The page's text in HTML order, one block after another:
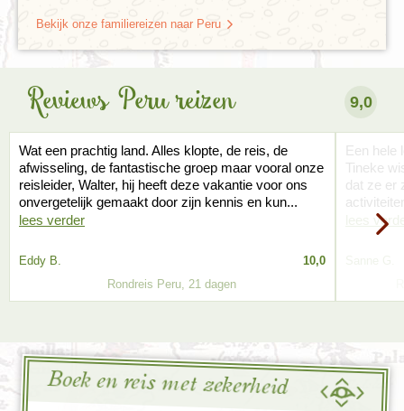
Bekijk onze familiereizen naar Peru
Reviews Peru reizen 9,0
Wat een prachtig land. Alles klopte, de reis, de
afwisseling, de fantastische groep maar vooral onze
reisleider, Walter, hij heeft deze vakantie voor ons
onvergetelijk gemaakt door zijn kennis en kun...
lees verder
Eddy B.
10,0
Rondreis Peru, 21 dagen
Een hele
Tineke
dat ze er
lees
Boek en reis met zekerheid